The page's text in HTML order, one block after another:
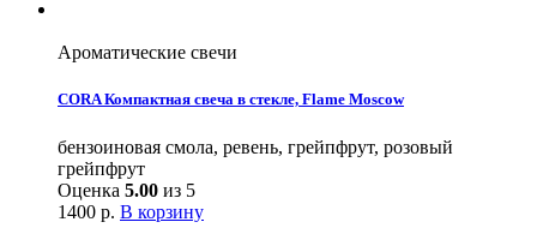
Ароматические свечи
CORA Компактная свеча в стекле, Flame Moscow
бензоиновая смола, ревень, грейпфрут, розовый
грейпфрут
Оценка 5.00 из 5
1400 р. В корзину